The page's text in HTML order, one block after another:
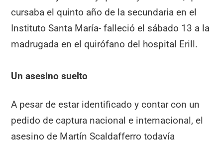
cursaba el quinto año de la secundaria en el
Instituto Santa María- falleció el sábado 13 a la
madrugada en el quirófano del hospital Erill.
Un asesino suelto
A pesar de estar identificado y contar con un
pedido de captura nacional e internacional, el
asesino de Martín Scaldafferro todavía